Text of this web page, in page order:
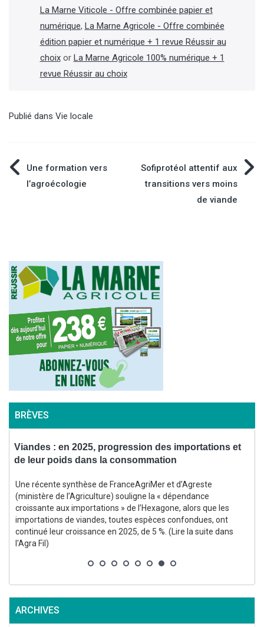
La Marne Viticole - Offre combinée papier et
numérique, La Marne Agricole - Offre combinée
édition papier et numérique + 1 revue Réussir au
choixor La Marne Agricole 100% numérique + 1
revue Réussir au choix
Publié dans Vie locale
Navigation
Une formation vers
l’agroécologie
Sofiprotéol attentif aux
transitions vers moins
de viande
BRÈVES
Viandes : en 2025, progression des importations et
de leur poids dans la consommation
Une récente synthèse de FranceAgriMer et d’Agreste
(ministère de l’Agriculture) souligne la « dépendance
croissante aux importations » de l’Hexagone, alors que les
importations de viandes, toutes espèces confondues, ont
continué leur croissance en 2025, de 5 %. (Lire la suite dans
l'Agra Fil)
ARCHIVES